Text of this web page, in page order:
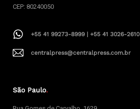
CEP: 80240050
+55 41 99273-8999 | +55 41 3026-2610
centralpress@centralpress.com.br
São Paulo.